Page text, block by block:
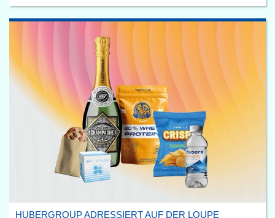
HUBERGROUP ADRESSIERT AUF DER LOUPE